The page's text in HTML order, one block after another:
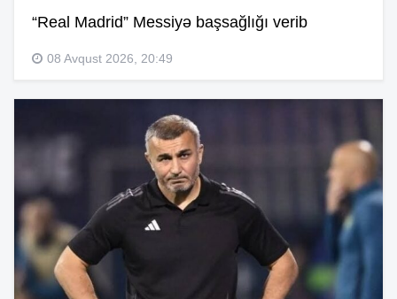
“Real Madrid” Messiyə başsağlığı verib
08 Avqust 2026, 20:49